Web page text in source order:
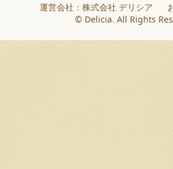
運営会社：株式会社 デリシア
© Delicia. All Rights